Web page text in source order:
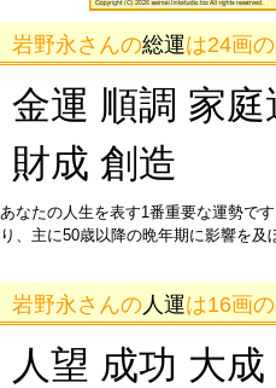
岩野永さんの総運は24画の
金運 順調 家
財成 創造
あなたの人生を表す1番重要な運勢で
り、主に50歳以降の晩年期に影響を及
岩野永さんの 人運は16画の
人望 成功 大